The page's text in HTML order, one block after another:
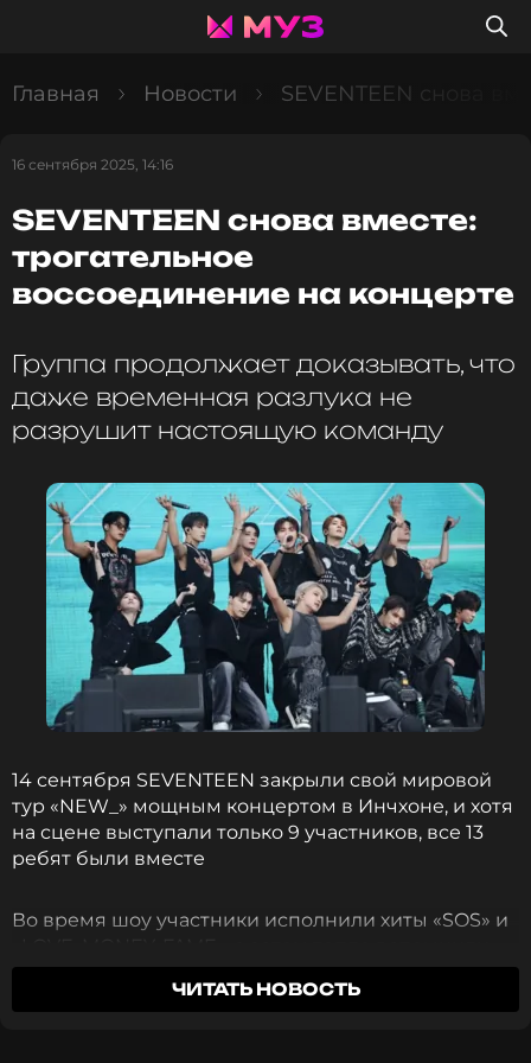
Главная Новости SEVENTEEN снова
16 сентября 2025, 14:16
SEVENTEEN снова вместе:
трогательное
воссоединение на концерте
Группа продолжает доказывать, что
даже временная разлука не
разрушит настоящую команду
14 сентября SEVENTEEN закрыли свой мировой
тур «NEW_» мощным концертом в Инчхоне, и хотя
на сцене выступали только 9 участников, все 13
ребят были вместе
Во время шоу участники исполнили хиты «SOS» и
тех, кто сейчас проходит службу в армии —
Джонхана и Вону, а также Хоши и Удзи, которые
ЧИТАТЬ НОВОСТЬ